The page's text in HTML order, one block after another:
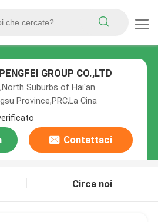
GROUP CO.,LTD
Suburbs of Hai'an
Province,PRC,La Cina
Contattaci
Circa noi